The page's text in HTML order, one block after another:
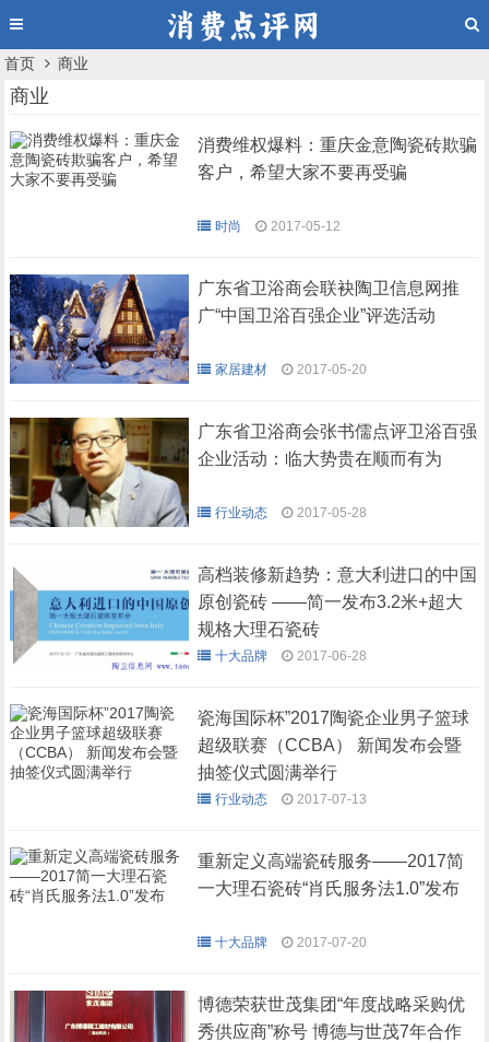
首页 商业
商业
消费维权爆料：重庆金意陶瓷砖欺骗
客户，希望大家不要再受骗
时尚 2017-05-12
广东省卫浴商会联袂陶卫信息网推
广“中国卫浴百强企业”评选活动
家居建材 2017-05-20
广东省卫浴商会张书儒点评卫浴百强
企业活动：临大势贵在顺而有为
行业动态 2017-05-28
高档装修新趋势：意大利进口的中国
原创瓷砖 ——简一发布3.2米+超大
规格大理石瓷砖
十大品牌 2017-06-28
瓷海国际杯”2017陶瓷企业男子篮球
超级联赛（CCBA） 新闻发布会暨
抽签仪式圆满举行
行业动态 2017-07-13
重新定义高端瓷砖服务——2017简
一大理石瓷砖“肖氏服务法1.0”发布
十大品牌 2017-07-20
博德荣获世茂集团“年度战略采购优
秀供应商”称号 博德与世茂7年合作